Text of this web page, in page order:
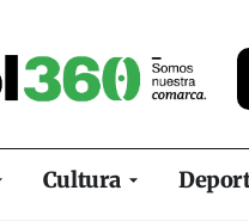
Cultura